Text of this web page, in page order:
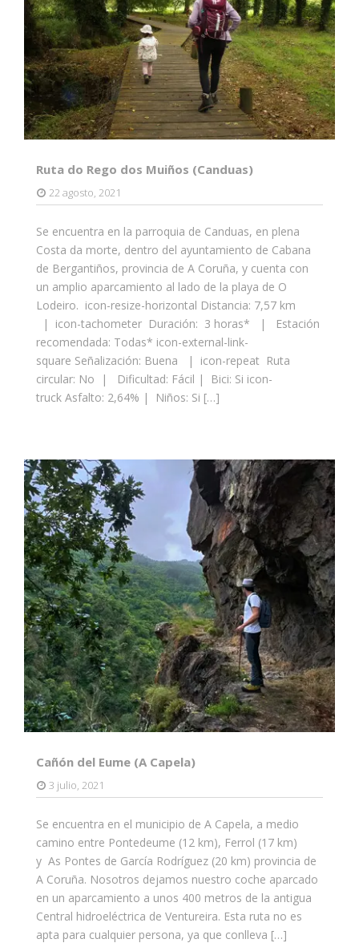
Ruta do Rego dos Muiños (Canduas)
22 agosto, 2021
Se encuentra en la parroquia de Canduas, en plena
Costa da morte, dentro del ayuntamiento de Cabana
de Bergantiños, provincia de A Coruña, y cuenta con
un amplio aparcamiento al lado de la playa de O
Lodeiro. icon-resize-horizontal Distancia: 7,57 km
| icon-tachometer Duración: 3 horas* | Estación
recomendada: Todas* icon-external-link-
square Señalización: Buena | icon-repeat Ruta
circular: No | Dificultad: Fácil | Bici: Si icon-
truck Asfalto: 2,64% | Niños: Si […]
Cañón del Eume (A Capela)
3 julio, 2021
Se encuentra en el municipio de A Capela, a medio
camino entre Pontedeume (12 km), Ferrol (17 km)
y As Pontes de García Rodríguez (20 km) provincia de
A Coruña. Nosotros dejamos nuestro coche aparcado
en un aparcamiento a unos 400 metros de la antigua
Central hidroeléctrica de Ventureira. Esta ruta no es
apta para cualquier persona, ya que conlleva […]